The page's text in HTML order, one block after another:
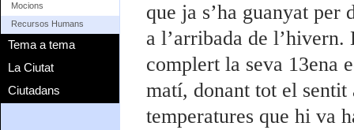
Mocions
Recursos Humans
Tema a tema
La Ciutat
Ciutadans
que ja s’ha guanyat
a l’arribada de l’hivern.
complert la seva 13ena
matí, donant tot el sentit
temperatures que hi va